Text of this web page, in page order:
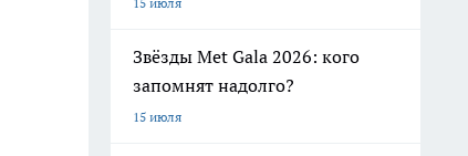
Звёзды Met Gala 2026: кого
запомнят надолго?
15 июля